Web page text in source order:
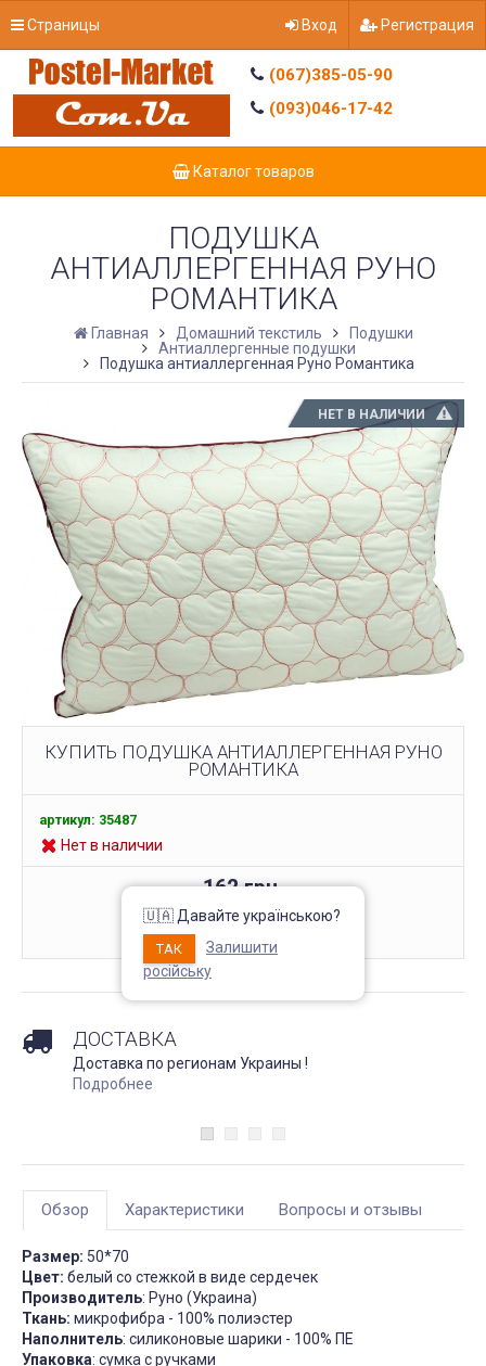
Страницы Вход Регистрация
(067)385-05-90
(093)046-17-42
Каталог товаров
Непромокаемый чехол на
матрас Grey защитный
Запитання 91905
Розмір 180 на 200, має
висоту лише 20 см матрас:
підійде цей варіант? Чи не
користуванні??! Він як чохол
чи односторонній? Дякую
4 апреля 2026 09:11
Чехол на кресло с
спинкой Slavich
ПОДУШКА
АНТИАЛЛЕРГЕННАЯ РУНО
РОМАНТИКА
Главная Домашний текстиль
Подушки
Антиаллергенные подушки
Подушка антиаллергенная Руно Романтика
НЕТ В НАЛИЧИИ
КУПИТЬ ПОДУШКА АНТИАЛЛЕРГЕННАЯ РУНО
РОМАНТИКА
артикул: 35487
Нет в наличии
162 грн.
КУПИТЬ
ДОСТАВКА
Доставка по регионам Украины !
Подробнее
Обзор Характеристики Вопросы и отзывы
Размер: 50*70
Цвет: белый со стежкой в виде сердечек
Производитель: Руно (Украина)
Ткань: микрофибра - 100% полиэстер
Наполнитель: силиконовые шарики - 100% ПЕ
Упаковка: сумка с ручками
🇺🇦 Давайте українською?
ТАК
Залишити
російську